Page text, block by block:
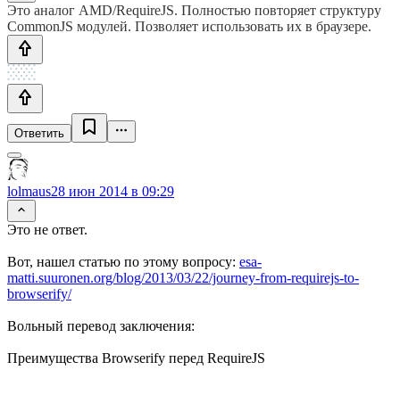
Это аналог AMD/RequireJS. Полностью повторяет структуру
CommonJS модулей. Позволяет использовать их в браузере.
Ответить
lolmaus28 июн 2014 в 09:29
Это не ответ.
Вот, нашел статью по этому вопросу: esa-
matti.suuronen.org/blog/2013/03/22/journey-from-requirejs-to-
browserify/
Вольный перевод заключения:
Преимущества Browserify перед RequireJS